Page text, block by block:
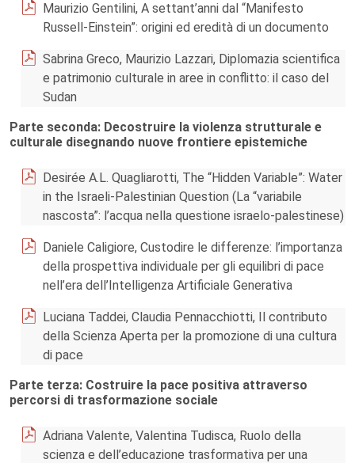
Maurizio Gentilini, A settant’anni dal “Manifesto
Russell-Einstein”: origini ed eredità di un documento
Sabrina Greco, Maurizio Lazzari, Diplomazia scientifica
e patrimonio culturale in aree in conflitto: il caso del
Sudan
Parte seconda: Decostruire la violenza strutturale e
culturale disegnando nuove frontiere epistemiche
Desirée A.L. Quagliarotti, The “Hidden Variable”: Water
in the Israeli-Palestinian Question (La “variabile
nascosta”: l’acqua nella questione israelo-palestinese)
Daniele Caligiore, Custodire le differenze: l’importanza
della prospettiva individuale per gli equilibri di pace
nell’era dell’Intelligenza Artificiale Generativa
Luciana Taddei, Claudia Pennacchiotti, Il contributo
della Scienza Aperta per la promozione di una cultura
di pace
Parte terza: Costruire la pace positiva attraverso
percorsi di trasformazione sociale
Adriana Valente, Valentina Tudisca, Ruolo della
scienza e dell’educazione trasformativa per una